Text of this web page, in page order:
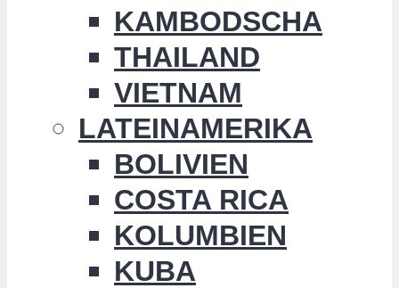
KAMBODSCHA
THAILAND
VIETNAM
LATEINAMERIKA
BOLIVIEN
COSTA RICA
KOLUMBIEN
KUBA